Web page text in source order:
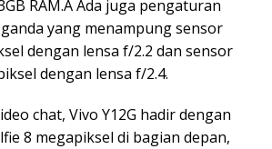
RAM.Â Ada juga pengaturan
yang menampung sensor
dengan lensa f/2.2 dan sensor
dengan lensa f/2.4.
chat, Vivo Y12G hadir dengan
8 megapiksel di bagian depan,